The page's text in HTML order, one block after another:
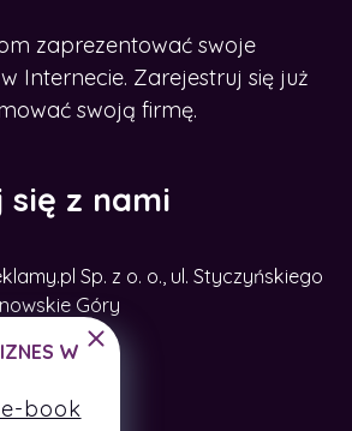
zaprezentować swoje
Internecie. Zarejestruj się już
swoją firmę.
z nami
Sp. z o. o., ul. Styczyńskiego
Góry
BIZNES W
e-book